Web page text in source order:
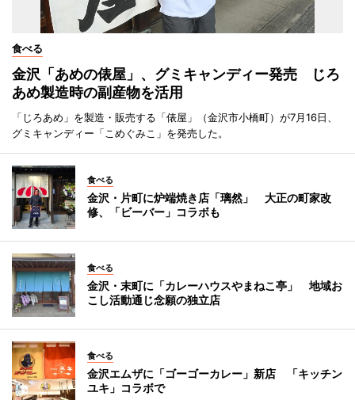
食べる
金沢「あめの俵屋」、グミキャンディー発売 じろ
あめ製造時の副産物を活用
「じろあめ」を製造・販売する「俵屋」（金沢市小橋町）が7月16日、
グミキャンディー「こめぐみこ」を発売した。
食べる
金沢・片町に炉端焼き店「璃然」 大正の町家改
修、「ビーバー」コラボも
食べる
金沢・末町に「カレーハウスやまねこ亭」 地域お
こし活動通じ念願の独立店
食べる
金沢エムザに「ゴーゴーカレー」新店 「キッチン
ユキ」コラボで